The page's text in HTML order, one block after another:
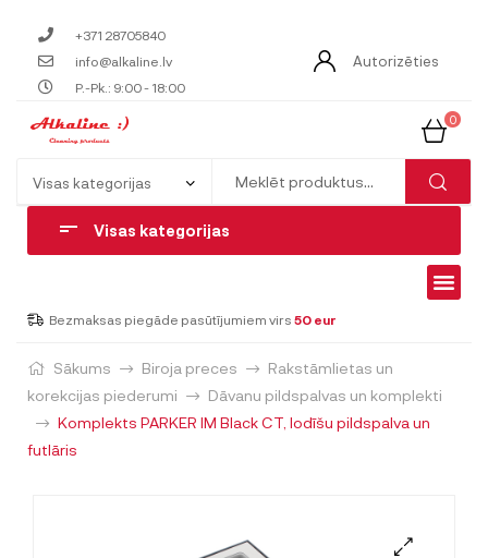
+371 28705840
info@alkaline.lv
P.-Pk.: 9:00 - 18:00
Autorizēties
0
Visas kategorijas
Bezmaksas piegāde pasūtījumiem virs 50 eur
Sākums Biroja preces
Rakstāmlietas un
korekcijas piederumi
Dāvanu pildspalvas un komplekti
Komplekts PARKER IM Black CT, lodīšu pildspalva un
futlāris